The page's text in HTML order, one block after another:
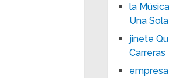
la
Una
jinete
Carreras